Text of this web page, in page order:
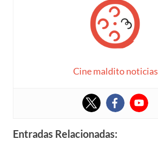
Cine maldito noticias
Entradas Relacionadas: